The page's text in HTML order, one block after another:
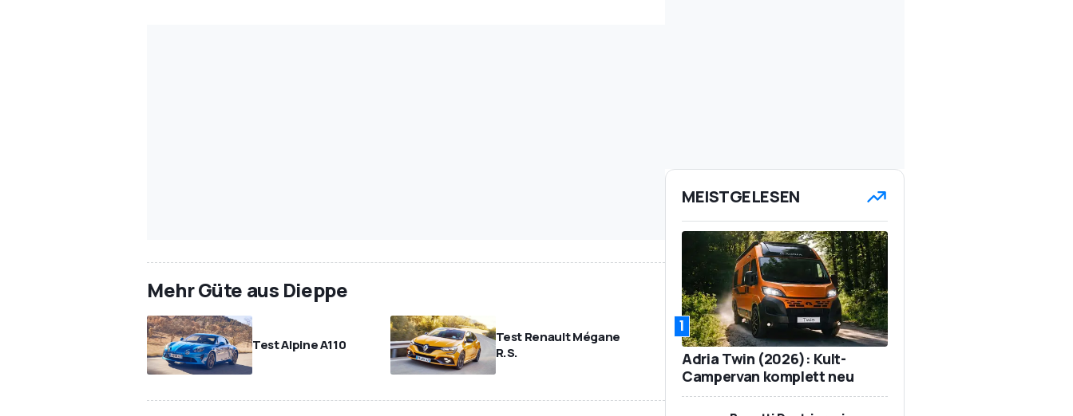
Mehr Güte aus Dieppe
Test Alpine A110
Test Renault Mégane
R.S.
MEISTGELESEN
1
Adria Twin (2026): Kult-
Campervan komplett neu